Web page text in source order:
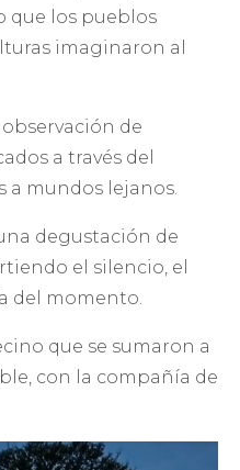
que los pueblos
imaginaron al
de
a través del
a mundos lejanos.
degustación de
el silencio, el
del momento.
que se sumaron a
con la compañía de